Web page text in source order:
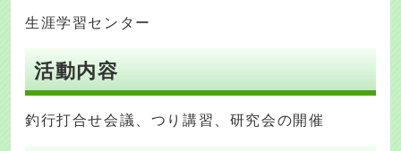
生涯学習センター
活動内容
釣行打合せ会議、つり講習、研究会の開催